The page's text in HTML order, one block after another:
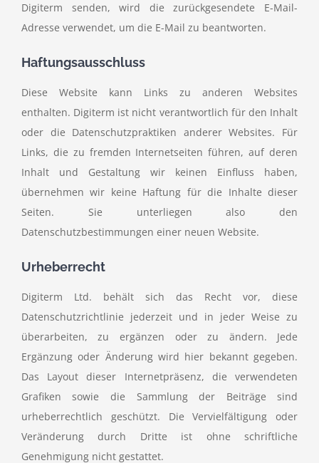
Digiterm senden, wird die zurückgesendete E-Mail-
Adresse verwendet, um die E-Mail zu beantworten.
Haftungsausschluss
Diese Website kann Links zu anderen Websites
enthalten. Digiterm ist nicht verantwortlich für den Inhalt
oder die Datenschutzpraktiken anderer Websites. Für
Links, die zu fremden Internetseiten führen, auf deren
Inhalt und Gestaltung wir keinen Einfluss haben,
übernehmen wir keine Haftung für die Inhalte dieser
Seiten. Sie unterliegen also den
Datenschutzbestimmungen einer neuen Website.
Urheberrecht
Digiterm Ltd. behält sich das Recht vor, diese
Datenschutzrichtlinie jederzeit und in jeder Weise zu
überarbeiten, zu ergänzen oder zu ändern. Jede
Ergänzung oder Änderung wird hier bekannt gegeben.
Das Layout dieser Internetpräsenz, die verwendeten
Grafiken sowie die Sammlung der Beiträge sind
urheberrechtlich geschützt. Die Vervielfältigung oder
Veränderung durch Dritte ist ohne schriftliche
Genehmigung nicht gestattet.